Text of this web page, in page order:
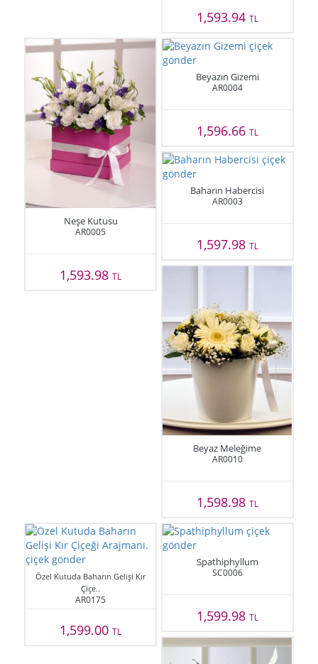
1,593.94 TL
Neşe Kutusu
AR0005
1,593.98TL
Beyazın Gizemi
AR0004
1,596.66 TL
Baharın Habercisi
AR0003
1,597.98 TL
Beyaz Meleğime
AR0010
1,598.98 TL
Özel Kutuda Baharın Gelişi Kır
Çiçe..
AR0175
1,599.00TL
Spathiphyllum
SC0006
1,599.98 TL